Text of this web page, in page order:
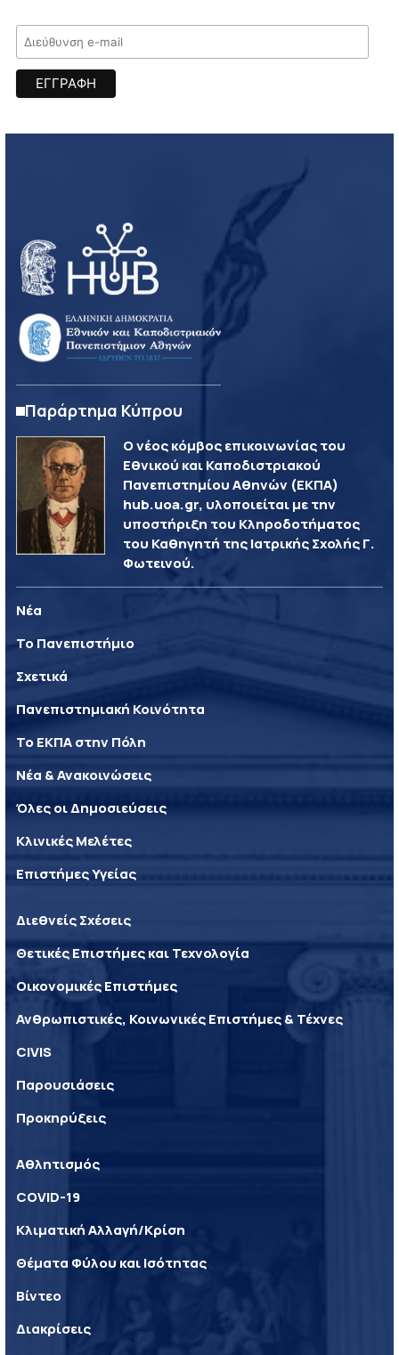
Παράρτημα Κύπρου
Ο νέος κόμβος επικοινωνίας του
Εθνικού και Καποδιστριακού
Πανεπιστημίου Αθηνών (ΕΚΠΑ)
hub.uoa.gr, υλοποιείται με την
υποστήριξη του Κληροδοτήματος
του Καθηγητή της Ιατρικής Σχολής Γ.
Φωτεινού.
Νέα
Το Πανεπιστήμιο
Σχετικά
Πανεπιστημιακή Κοινότητα
Το ΕΚΠΑ στην Πόλη
Νέα & Ανακοινώσεις
Όλες οι Δημοσιεύσεις
Κλινικές Μελέτες
Επιστήμες Υγείας
Διεθνείς Σχέσεις
Θετικές Επιστήμες και Τεχνολογία
Οικονομικές Επιστήμες
Ανθρωπιστικές, Κοινωνικές Επιστήμες & Τέχνες
CIVIS
Παρουσιάσεις
Προκηρύξεις
Αθλητισμός
COVID-19
Κλιματική Αλλαγή/Κρίση
Θέματα Φύλου και Ισότητας
Βίντεο
Διακρίσεις